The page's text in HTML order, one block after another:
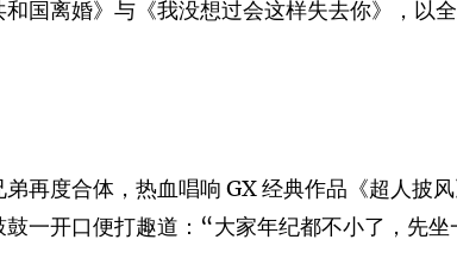
国离婚》与《我没想过会这样失去你》，以
再度合体，热血唱响 GX 经典作品《超人披
一开口便打趣道：“大家年纪都不小了，先